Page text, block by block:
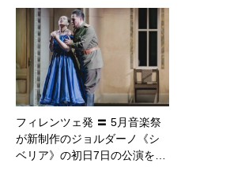
フィレンツェ発 〓 5月音楽祭
が新制作のジョルダーノ《シ
ベリア》の初日7日の公演を…